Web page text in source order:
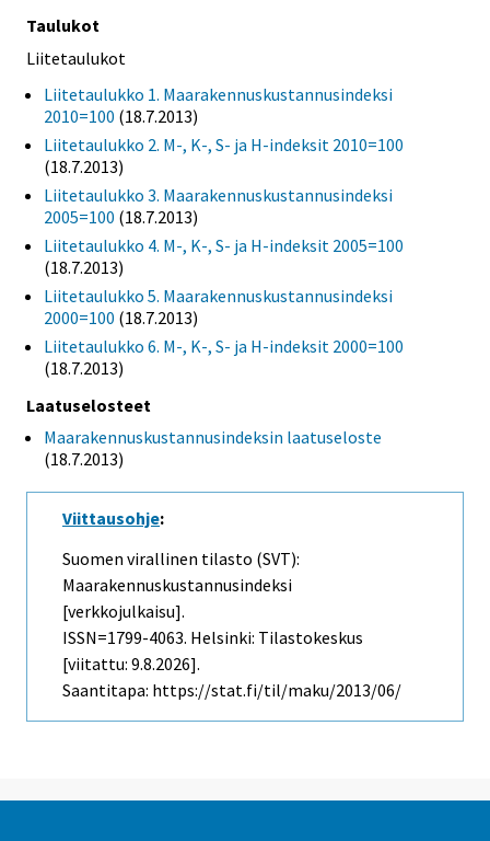
Taulukot
Liitetaulukot
Liitetaulukko 1. Maarakennuskustannusindeksi
2010=100 (18.7.2013)
Liitetaulukko 2. M-, K-, S- ja H-indeksit 2010=100
(18.7.2013)
Liitetaulukko 3. Maarakennuskustannusindeksi
2005=100 (18.7.2013)
Liitetaulukko 4. M-, K-, S- ja H-indeksit 2005=100
(18.7.2013)
Liitetaulukko 5. Maarakennuskustannusindeksi
2000=100 (18.7.2013)
Liitetaulukko 6. M-, K-, S- ja H-indeksit 2000=100
(18.7.2013)
Laatuselosteet
Maarakennuskustannusindeksin laatuseloste
(18.7.2013)
Viittausohje:
Suomen virallinen tilasto (SVT):
Maarakennuskustannusindeksi
[verkkojulkaisu].
ISSN=1799-4063. Helsinki: Tilastokeskus
[viitattu: 9.8.2026].
Saantitapa: https://stat.fi/til/maku/2013/06/